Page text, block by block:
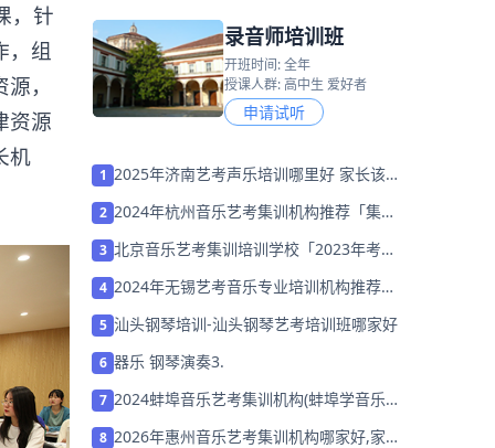
，针
，组
，
资源
机
录音师培训班
开班时间: 全年
授课人群: 高中生 爱好者
申请试听
1 2025年济南艺考声乐培训哪里好 家长该
2 2024年杭州音乐艺考集训机构推荐「集训
3 北京音乐艺考集训培训学校「2023年考前
4 2024年无锡艺考音乐专业培训机构推荐
5 汕头钢琴培训-汕头钢琴艺考培训班哪家好
6 器乐 钢琴演奏3.
7 2024蚌埠音乐艺考集训机构(蚌埠学音乐
8 2026年惠州音乐艺考集训机构哪家好,家